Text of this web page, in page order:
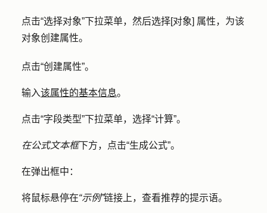
点击“选择对象”下拉菜单，然后选择[对象] 属性， 为该
对象创建属性。
点击“创建属性”。
输入该属性的基本信息。
点击“字段类型”下拉菜单，选择“计算”。
在公式文本框下方，点击“生成公式”。
在弹出框中：
将鼠标悬停在“示例”链接上，查看推荐的提示语。